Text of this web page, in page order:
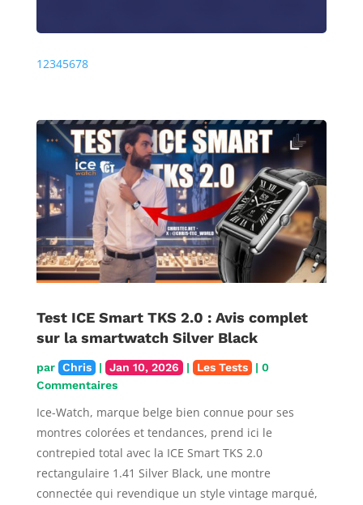
1 2345678
Test ICE Smart TKS 2.0 : Avis complet
sur la smartwatch Silver Black
par Chris | Jan 10, 2026 | Les Tests | 0
Commentaires
Ice-Watch, marque belge bien connue pour ses
montres colorées et tendances, prend ici le
contrepied total avec la ICE Smart TKS 2.0
rectangulaire 1.41 Silver Black, une montre
connectée qui revendique un style vintage marqué,